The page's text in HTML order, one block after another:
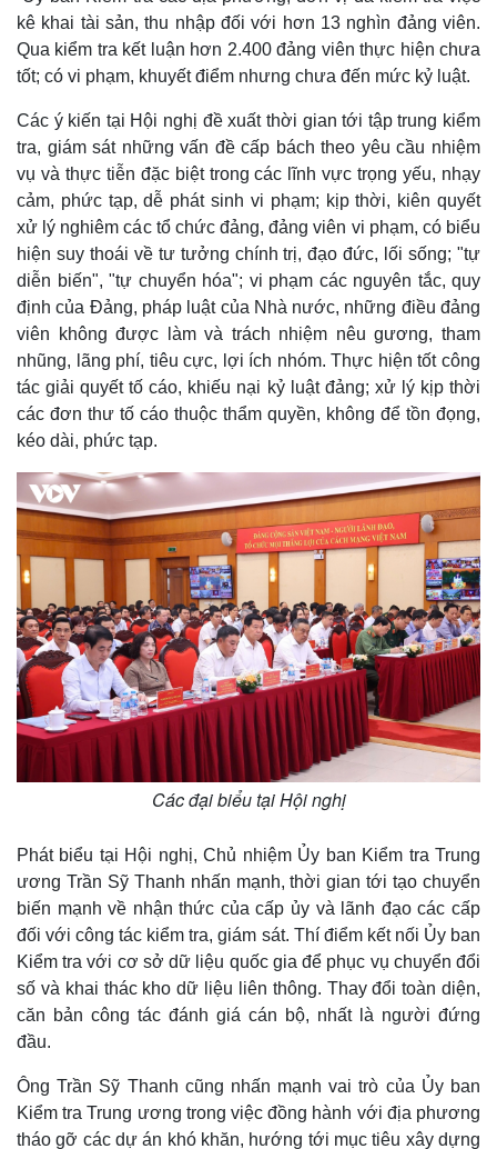
Kinh tế
Bất động sản
Khởi nghiệp
Thị trường
Giá vàng
Tiêu dùng
Tỷ giá
kê khai tài sản, thu nhập đối với hơn 13 nghìn đảng viên.
Qua kiểm tra kết luận hơn 2.400 đảng viên thực hiện chưa
tốt; có vi phạm, khuyết điểm nhưng chưa đến mức kỷ luật.
Các ý kiến tại Hội nghị đề xuất thời gian tới tập trung kiểm
tra, giám sát những vấn đề cấp bách theo yêu cầu nhiệm
vụ và thực tiễn đặc biệt trong các lĩnh vực trọng yếu, nhạy
cảm, phức tạp, dễ phát sinh vi phạm; kịp thời, kiên quyết
xử lý nghiêm các tổ chức đảng, đảng viên vi phạm, có biểu
hiện suy thoái về tư tưởng chính trị, đạo đức, lối sống; "tự
diễn biến", "tự chuyển hóa"; vi phạm các nguyên tắc, quy
định của Đảng, pháp luật của Nhà nước, những điều đảng
viên không được làm và trách nhiệm nêu gương, tham
nhũng, lãng phí, tiêu cực, lợi ích nhóm. Thực hiện tốt công
tác giải quyết tố cáo, khiếu nại kỷ luật đảng; xử lý kịp thời
các đơn thư tố cáo thuộc thẩm quyền, không để tồn đọng,
kéo dài, phức tạp.
Các đại biểu tại Hội nghị
Phát biểu tại Hội nghị, Chủ nhiệm Ủy ban Kiểm tra Trung
ương Trần Sỹ Thanh nhấn mạnh, thời gian tới tạo chuyển
biến mạnh về nhận thức của cấp ủy và lãnh đạo các cấp
đối với công tác kiểm tra, giám sát. Thí điểm kết nối Ủy ban
Kiểm tra với cơ sở dữ liệu quốc gia để phục vụ chuyển đổi
số và khai thác kho dữ liệu liên thông. Thay đổi toàn diện,
căn bản công tác đánh giá cán bộ, nhất là người đứng
đầu.
Ông Trần Sỹ Thanh cũng nhấn mạnh vai trò của Ủy ban
Kiểm tra Trung ương trong việc đồng hành với địa phương
tháo gỡ các dự án khó khăn, hướng tới mục tiêu xây dựng